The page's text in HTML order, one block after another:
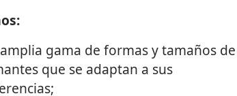
gama de formas y tamaños de
que se adaptan a sus